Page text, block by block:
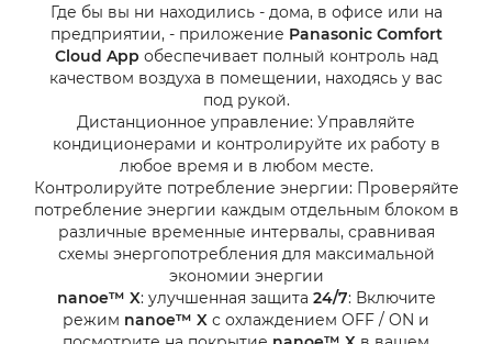
Где бы вы ни находились - дома, в офисе или на
предприятии, - приложение Panasonic Comfort
Cloud App обеспечивает полный контроль над
качеством воздуха в помещении, находясь у вас
под рукой.
Дистанционное управление: Управляйте
кондиционерами и контролируйте их работу в
любое время и в любом месте.
Контролируйте потребление энергии: Проверяйте
потребление энергии каждым отдельным блоком в
различные временные интервалы, сравнивая
схемы энергопотребления для максимальной
экономии энергии
nanoe™ X: улучшенная защита 24/7: Включите
режим nanoe™ X с охлаждением OFF / ON и